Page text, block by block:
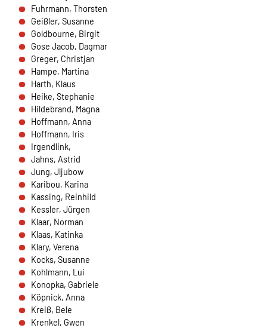
Fuhrmann, Thorsten
Geißler, Susanne
Goldbourne, Birgit
Gose Jacob, Dagmar
Greger, Christjan
Hampe, Martina
Harth, Klaus
Heike, Stephanie
Hildebrand, Magna
Hoffmann, Anna
Hoffmann, Iris
Irgendlink,
Jahns, Astrid
Jung, Jljubow
Karibou, Karina
Kassing, Reinhild
Kessler, Jürgen
Klaar, Norman
Klaas, Katinka
Klary, Verena
Kocks, Susanne
Kohlmann, Lui
Konopka, Gabriele
Köpnick, Anna
Kreiß, Bele
Krenkel, Gwen
Cookie Laufzeit:
1 Jahr
SPENDENFORMULAR
Warum bitten wir darum für das Spendenformular
Daten übertragen zu dürfen?
Es werden Daten an HelpDirect und an Google
übertragen. Wir verwenden auf der Spendenseite
reCAPTCHA. reCAPTCHA versucht zu unterscheiden, ob
eine bestimmte Handlung im Internet von einem
Menschen oder von einem Computerprogramm bzw. Bot
vorgenommen wird. Wir verwenden reCAPTCHA
ausschließlich im Spendenformular um MIssbrauch
vorzubeugen. Da das Formular von HelpDirect zur
Verfügung gestellt wird, werden auch die Daten des
Captcha und des Formulars an HelpDirect übertragen.
HelpDirect und Google reCAPTCHA
Anbieter:
HelpDirect (HelpDirect e.V. Ahrweg 107 D-53347
Alfter) und Google Ireland Limited Gordon House,
Barrow Street Dublin 4 Irland